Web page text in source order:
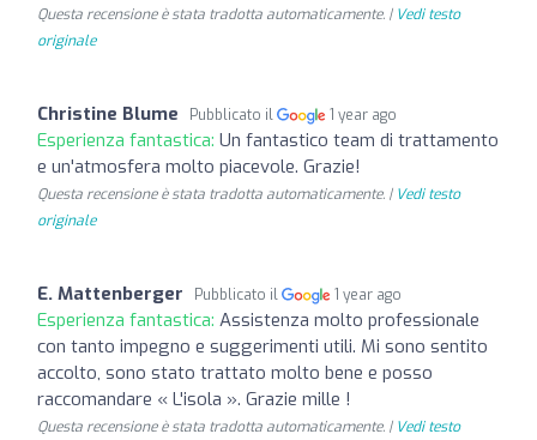
Questa recensione è stata tradotta automaticamente. | Vedi testo
originale
Christine Blume Pubblicato il 1 year ago
Esperienza fantastica: Un fantastico team di trattamento
e un'atmosfera molto piacevole. Grazie!
Questa recensione è stata tradotta automaticamente. | Vedi testo
originale
E. Mattenberger Pubblicato il 1 year ago
Esperienza fantastica: Assistenza molto professionale
con tanto impegno e suggerimenti utili. Mi sono sentito
accolto, sono stato trattato molto bene e posso
raccomandare « L'isola ». Grazie mille !
Questa recensione è stata tradotta automaticamente. | Vedi testo